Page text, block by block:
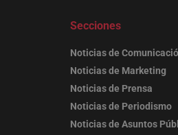
Secciones
Noticias de
Noticias de Marketing
Noticias de Prensa
Noticias de Periodismo
Noticias de Asuntos